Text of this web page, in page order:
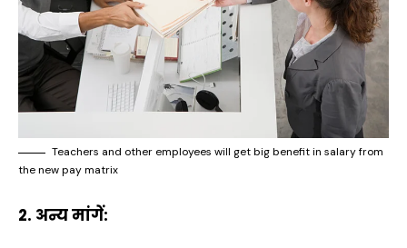
Teachers and other employees will get big benefit in salary from
the new pay matrix
2. अन्य मांगें: